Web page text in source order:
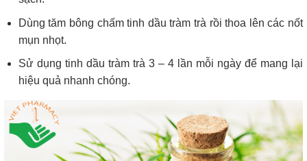
Dùng tăm bông chấm tinh dầu tràm trà rồi thoa lên các nốt
mụn nhọt.
Sử dụng tinh dầu tràm trà 3 – 4 lần mỗi ngày để mang lại
hiệu quả nhanh chóng.